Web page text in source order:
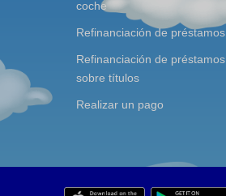
coche
Refinanciación de préstamos
Refinanciación de préstamos
sobre títulos
Realizar un pago